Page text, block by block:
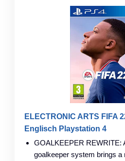
ELECTRONIC ARTS FIFA
Englisch Playstation 4
GOALKEEPER REWRITE:
goalkeeper system brings a